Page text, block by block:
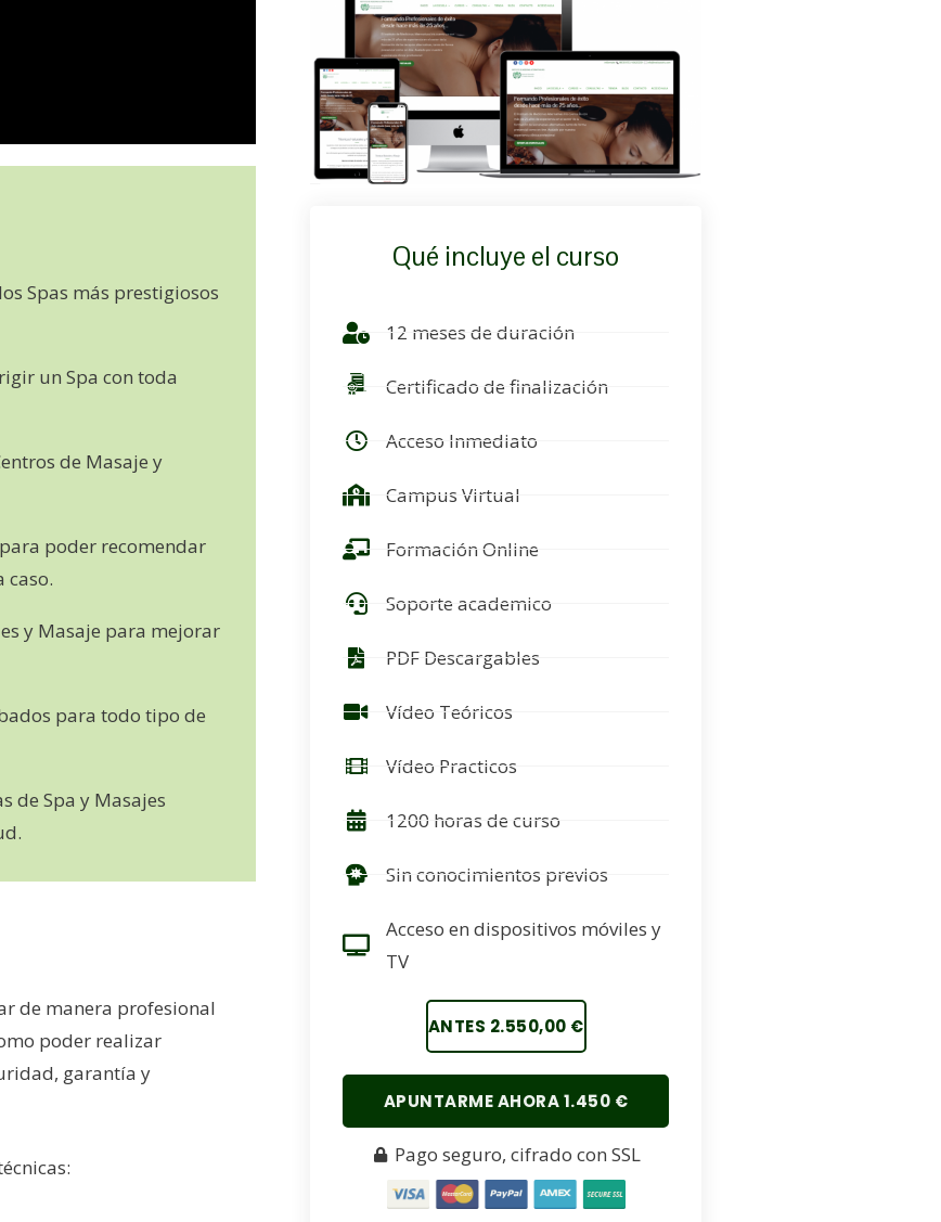
Spas más prestigiosos
un Spa con toda
de Masaje y
poder recomendar
caso.
y Masaje para mejorar
para todo tipo de
de Spa y Masajes
manera profesional
poder realizar
garantía y
Qué incluye el curso
12 meses de duración
Certificado de finalización
Acceso Inmediato
Campus Virtual
Formación Online
Soporte academico
PDF Descargables
Vídeo Teóricos
Vídeo Practicos
1200 horas de curso
Sin conocimientos previos
Acceso en dispositivos móviles y
TV
ANTES 2.550,00 €
APUNTARME AHORA 1.450 €
Pago seguro, cifrado con SSL